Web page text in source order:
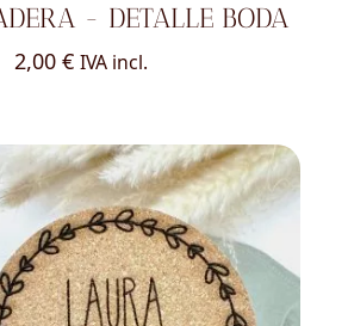
- DETALLE BODA
2,00 € IVA incl.